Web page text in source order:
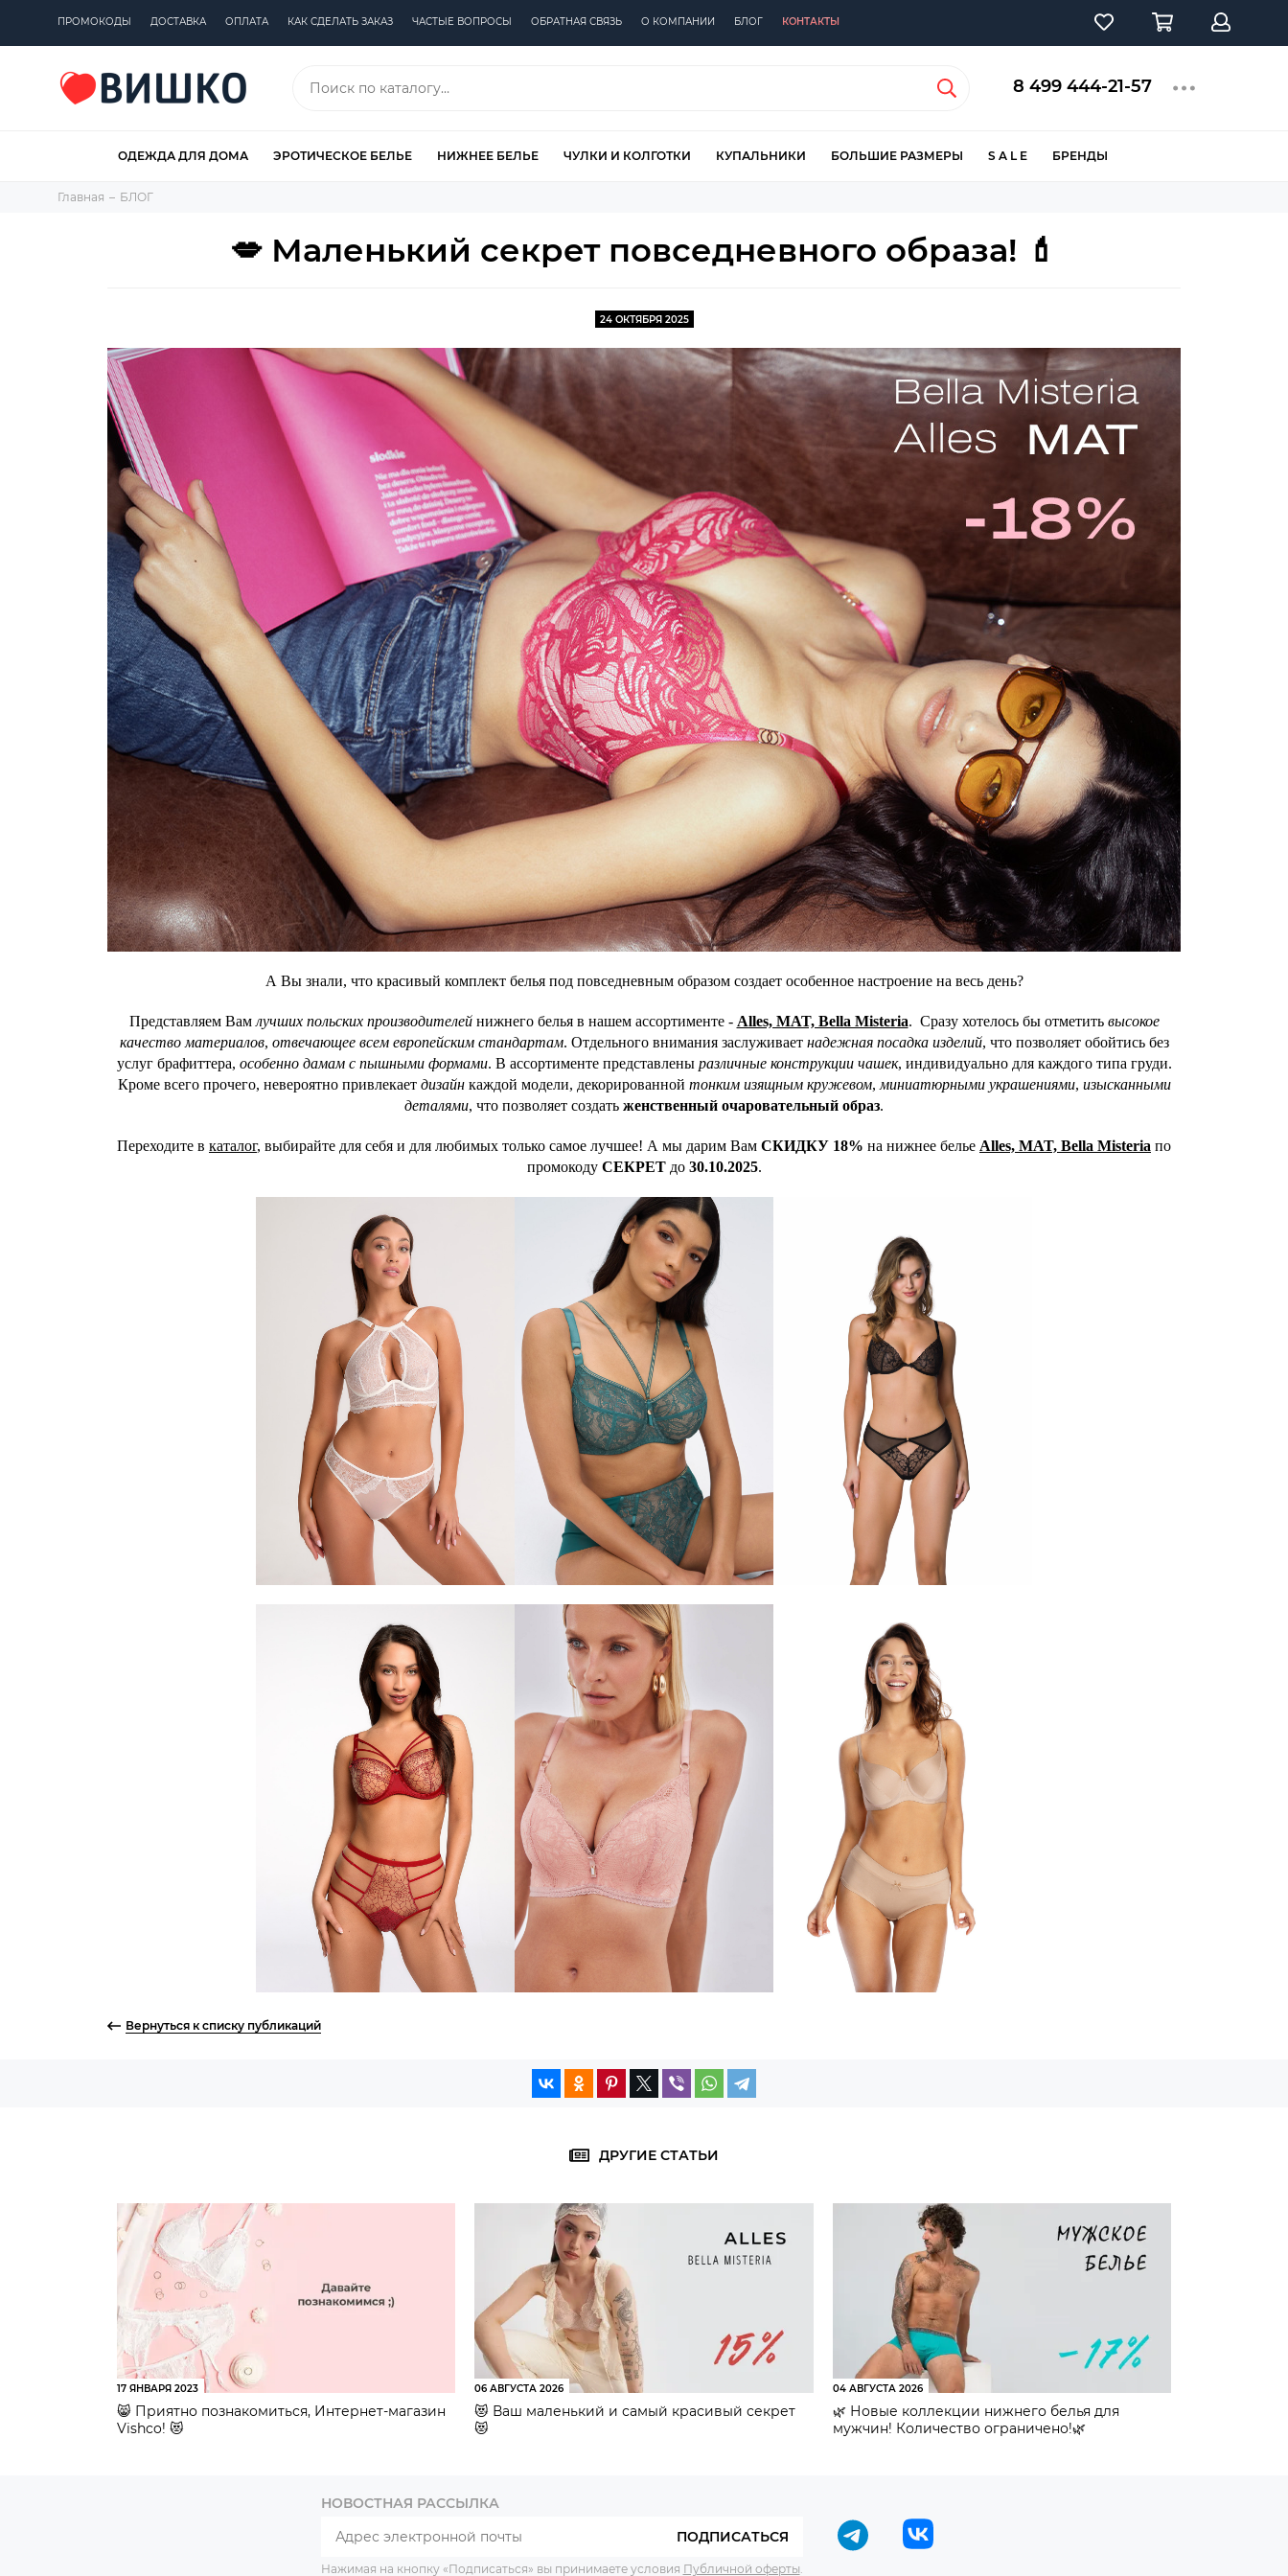
ПРОМОКОДЫ ДОСТАВКА ОПЛАТА КАК СДЕЛАТЬ ЗАКАЗ ЧАСТЫЕ ВОПРОСЫ ОБРАТНАЯ СВЯЗЬ О КОМПАНИИ БЛОГ КОНТАКТЫ
8 499 444-21-57
ОДЕЖДА ДЛЯ ДОМА ЭРОТИЧЕСКОЕ БЕЛЬЕ НИЖНЕЕ БЕЛЬЕ ЧУЛКИ И КОЛГОТКИ КУПАЛЬНИКИ БОЛЬШИЕ РАЗМЕРЫ S A L E БРЕНДЫ
Главная БЛОГ
💋 Маленький секрет повседневного образа! 💄
24 ОКТЯБРЯ 2025
А Вы знали, что красивый комплект белья под повседневным образом создает особенное настроение на весь день?
Представляем Вам лучших польских производителейнижнего белья в нашем ассортименте - Alles, MAT, Bella Misteria. Сразу хотелось бы отметить высокое
качество материалов, отвечающее всем европейским стандартам. Отдельного внимания заслуживает надежная посадка изделий, что позволяет обойтись без
услуг брафиттера, особенно дамам с пышными формами. В ассортименте представлены различные конструкции чашек, индивидуально для каждого типа груди.
Кроме всего прочего, невероятно привлекает дизайнкаждой модели, декорированной тонким изящным кружевом, миниатюрными украшениями, изысканными
деталями, что позволяет создать женственный очаровательный образ.
Переходите в каталог, выбирайте для себя и для любимых только самое лучшее! А мы дарим Вам СКИДКУ 18% на нижнее белье Alles, MAT, Bella Misteria по
промокоду СЕКРЕТдо 30.10.2025.
Вернуться к списку публикаций
ДРУГИЕ СТАТЬИ
17 ЯНВАРЯ 2023
😸 Приятно познакомиться, Интернет-магазин
Vishco! 😻
06 АВГУСТА 2026
😻 Ваш маленький и самый красивый секрет
😻
04 АВГУСТА 2026
🌿 Новые коллекции нижнего белья для
мужчин! Количество ограничено!🌿
НОВОСТНАЯ РАССЫЛКА
ПОДПИСАТЬСЯ
Нажимая на кнопку «Подписаться» вы принимаете условия Публичной оферты